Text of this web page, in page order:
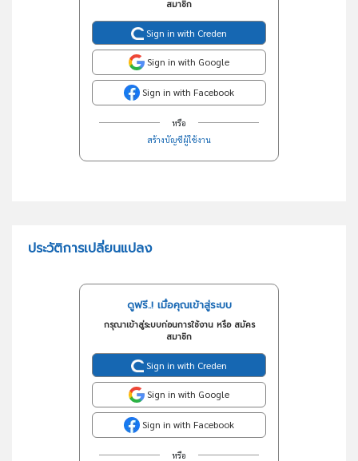
สมาชิก
Sign in with Creden
Sign in with Google
Sign in with Facebook
หรือ
สร้างบัญชีผู้ใช้งาน
ประวัติการเปลี่ยนแปลง
ดูฟรี..! เมื่อคุณเข้าสู่ระบบ
กรุณาเข้าสู่ระบบก่อนการใช้งาน หรือ สมัคร
สมาชิก
Sign in with Creden
Sign in with Google
Sign in with Facebook
หรือ